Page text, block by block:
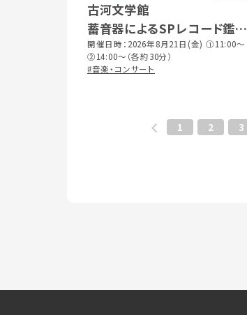
古河文学館
蓄音器によるSPレコード鑑賞
会
開催日時：2026年8月21日(金) ①11:00～
②14:00～（各約30分）
#音楽・コンサート
1 2 3